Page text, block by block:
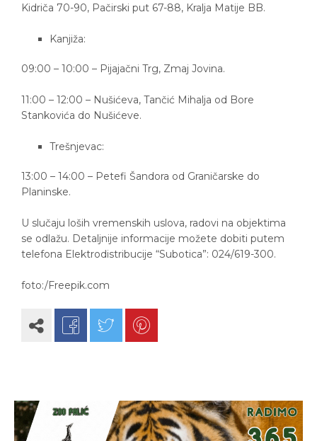
Kidriča 70-90, Pačirski put 67-88, Kralja Matije BB.
Kanjiža:
09:00 – 10:00 – Pijajačni Trg, Zmaj Jovina.
11:00 – 12:00 – Nušićeva, Tančić Mihalja od Bore
Stankovića do Nušićeve.
Trešnjevac:
13:00 – 14:00 – Petefi Šandora od Graničarske do
Planinske.
U slučaju loših vremenskih uslova, radovi na objektima
se odlažu. Detaljnije informacije možete dobiti putem
telefona Elektrodistribucije “Subotica”: 024/619-300.
foto:/Freepik.com